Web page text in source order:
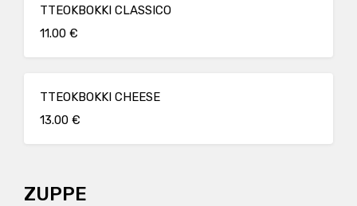
TTEOKBOKKI CLASSICO
11.00 €
TTEOKBOKKI CHEESE
13.00 €
ZUPPE